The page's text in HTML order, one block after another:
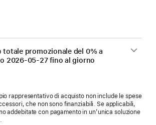
totale promozionale del 0% a
2026-05-27fino al giorno
rappresentativo di acquisto non include le spese
che non sono finanziabili. Se applicabili,
addebitate con pagamento in un’unica soluzione